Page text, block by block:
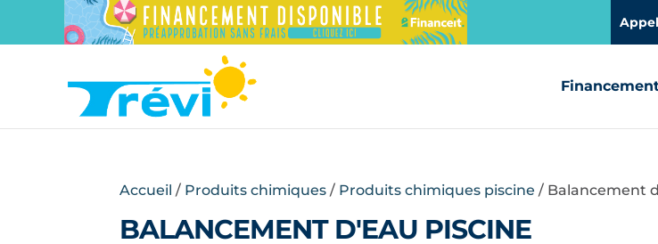
Accueil / Produits chimiques / Produits chimiques piscine / Balancement
BALANCEMENT D'EAU PISCINE